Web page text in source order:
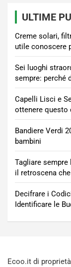
ULTIME
Creme solari,
utile conoscere
Sei luoghi
sempre: perché
Capelli Lisci e
ottenere questo
Bandiere Verdi
bambini
Tagliare sempre
il retroscena
Decifrare i
Identificare le
Ecoo.it di